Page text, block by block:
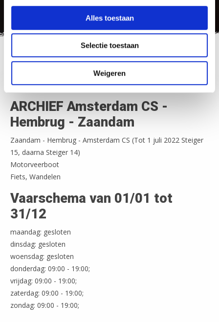
Alles toestaan
Selectie toestaan
Weigeren
ARCHIEF Amsterdam CS – Hembrug – Zaandam
ARCHIEF Amsterdam CS -
Hembrug - Zaandam
Zaandam - Hembrug - Amsterdam CS (Tot 1 juli 2022 Steiger
15, daarna Steiger 14)
Motorveerboot
Fiets, Wandelen
Vaarschema van 01/01 tot
31/12
maandag: gesloten
dinsdag: gesloten
woensdag: gesloten
donderdag: 09:00 - 19:00;
vrijdag: 09:00 - 19:00;
zaterdag: 09:00 - 19:00;
zondag: 09:00 - 19:00;